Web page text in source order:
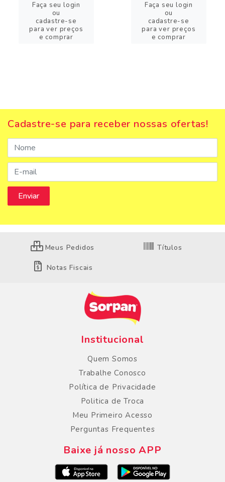
Faça seu login
ou
cadastre-se
para ver preços
e comprar
Faça seu login
ou
cadastre-se
para ver preços
e comprar
Cadastre-se para receber nossas ofertas!
Meus Pedidos Títulos
Notas Fiscais
Institucional
Quem Somos
Trabalhe Conosco
Política de Privacidade
Politica de Troca
Meu Primeiro Acesso
Perguntas Frequentes
Baixe já nosso APP